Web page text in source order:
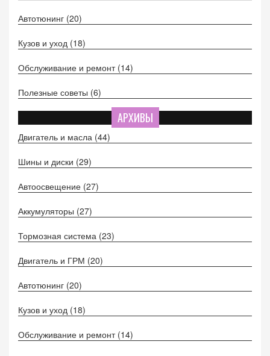
Автотюнинг (20)
Кузов и уход (18)
Обслуживание и ремонт (14)
Полезные советы (6)
АРХИВЫ
Двигатель и масла (44)
Шины и диски (29)
Автоосвещение (27)
Аккумуляторы (27)
Тормозная система (23)
Двигатель и ГРМ (20)
Автотюнинг (20)
Кузов и уход (18)
Обслуживание и ремонт (14)